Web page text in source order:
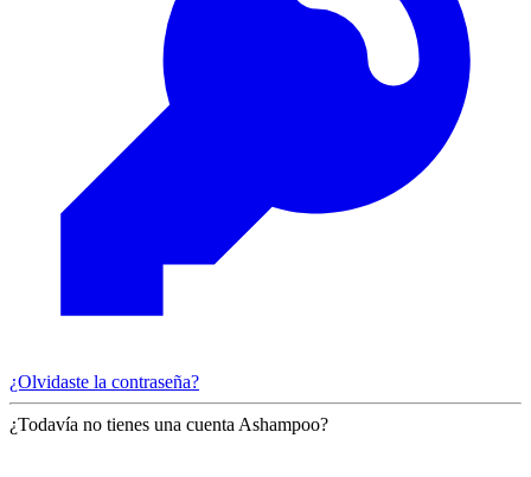
¿Olvidaste la contraseña?
¿Todavía no tienes una cuenta Ashampoo?